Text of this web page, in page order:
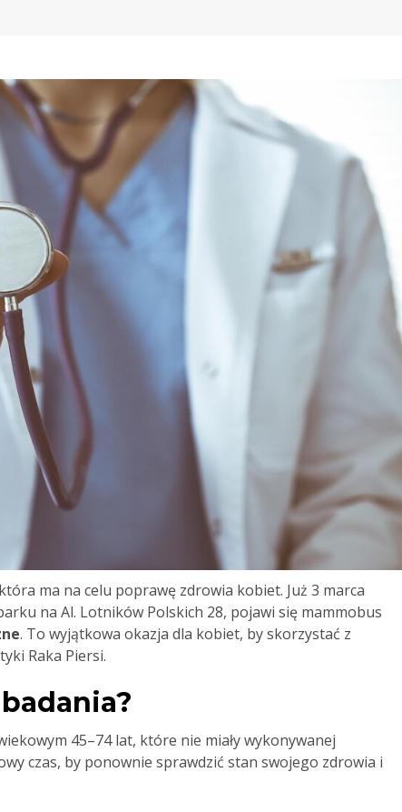
ma na celu poprawę zdrowia kobiet. Już 3 marca
na Al. Lotników Polskich 28, pojawi się mammobus
. To wyjątkowa okazja dla kobiet, by skorzystać z
Raka Piersi.
45–74 lat, które nie miały wykonywanej
czas, by ponownie sprawdzić stan swojego zdrowia i